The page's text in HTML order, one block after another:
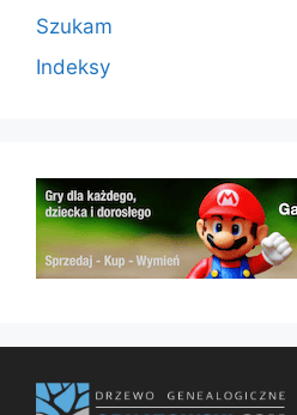
Szukam
Indeksy